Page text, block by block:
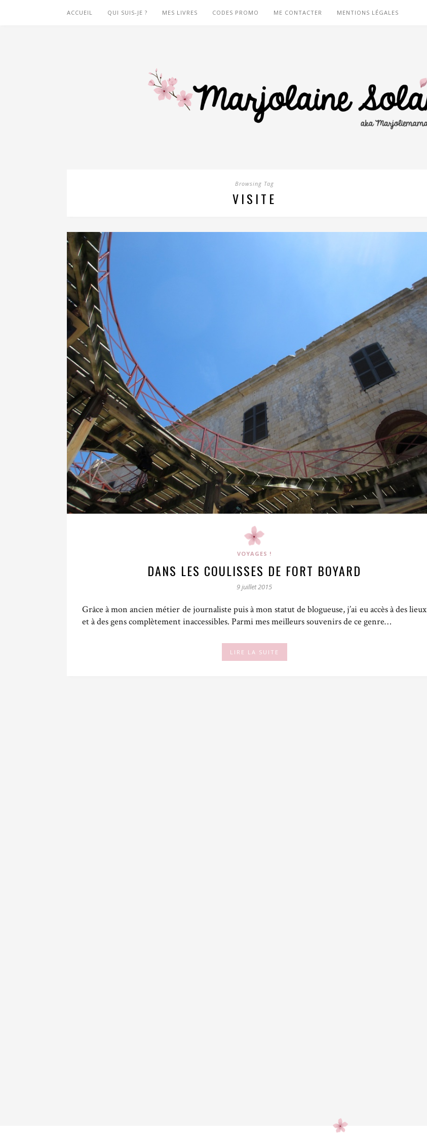
ACCUEIL QUI SUIS-JE ? MES LIVRES CODES PROMO ME CONTACTER MENTIONS LÉGALES
Browsing Tag
VISITE
VOYAGES !
DANS LES COULISSES DE FORT BOYARD
9 juillet 2015
Grâce à mon ancien métier de journaliste puis à mon statut de blogueuse, j’ai eu accès à des lieux
et à des gens complètement inaccessibles. Parmi mes meilleurs souvenirs de ce genre…
LIRE LA SUITE